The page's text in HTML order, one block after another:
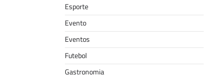
Esporte
Evento
Eventos
Futebol
Gastronomia